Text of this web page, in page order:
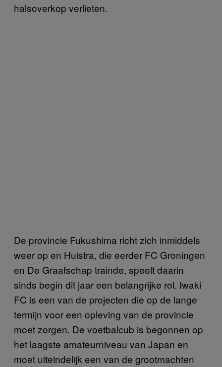
halsoverkop verlieten.
De provincie Fukushima richt zich inmiddels
weer op en Huistra, die eerder FC Groningen
en De Graafschap trainde, speelt daarin
sinds begin dit jaar een belangrijke rol. Iwaki
FC is een van de projecten die op de lange
termijn voor een opleving van de provincie
moet zorgen. De voetbalcub is begonnen op
het laagste amateurniveau van Japan en
moet uiteindelijk een van de grootmachten